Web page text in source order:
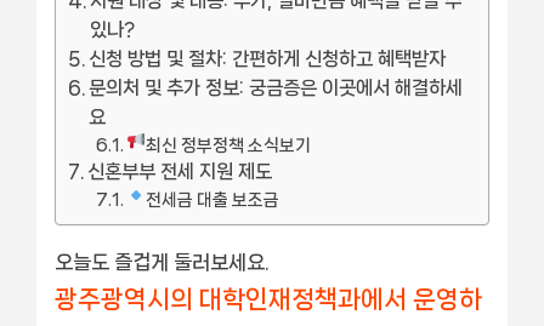
있나?
신청 방법 및 절차: 간편하게 신청하고 혜택받자
문의처 및 추가 정보: 궁금증은 이곳에서 해결하세
요
최신 정부정책 소식보기
신혼부부 전세 지원 제도
전세금 대출 보조금
오늘도 즐겁게 둘러보세요.
광주광역시의 대학인재정책과에서 운영하